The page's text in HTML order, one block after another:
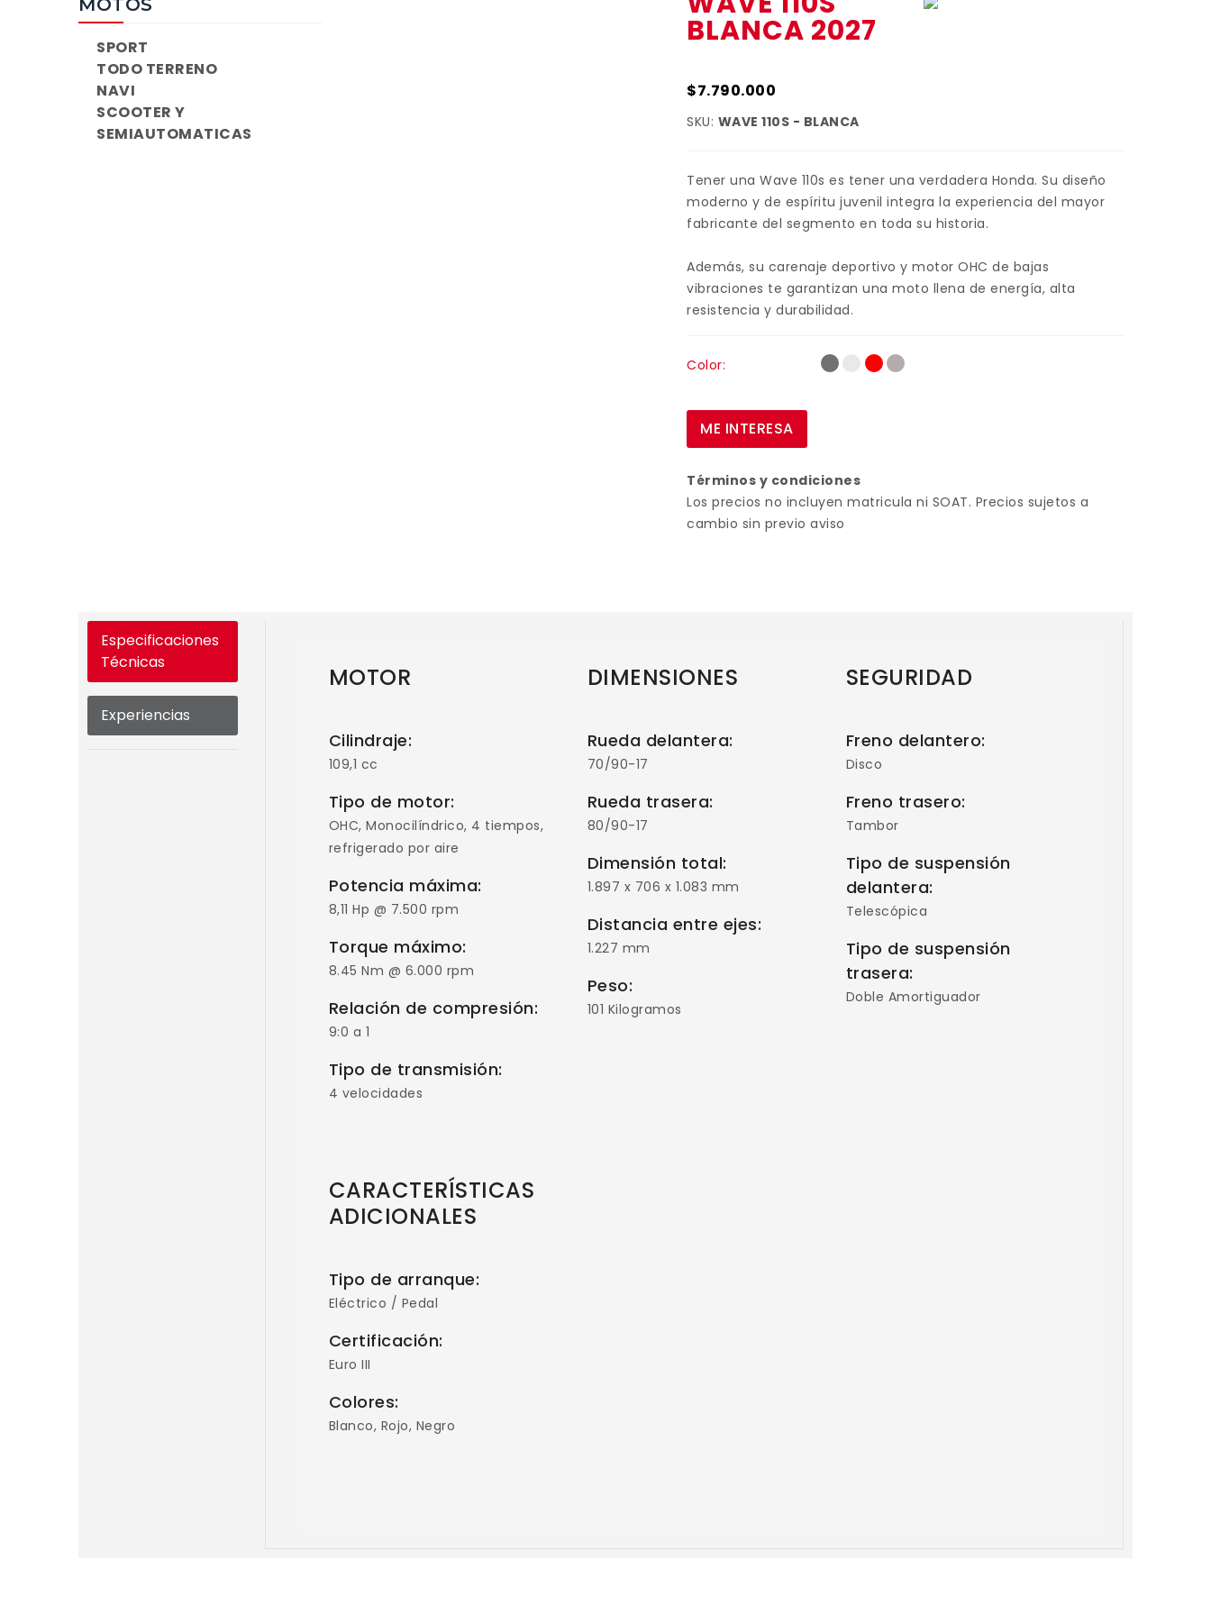
MOTOS
SPORT
TODO TERRENO
NAVI
SCOOTER Y
SEMIAUTOMATICAS
BLANCA 2027
$7.790.000
SKU: WAVE 110S - BLANCA
Tener una Wave 110s es tener una verdadera Honda. Su diseño
moderno y de espíritu juvenil integra la experiencia del mayor
fabricante del segmento en toda su historia.
Además, su carenaje deportivo y motor OHC de bajas
vibraciones te garantizan una moto llena de energía, alta
resistencia y durabilidad.
Color:
ME INTERESA
Términos y condiciones
Los precios no incluyen matricula ni SOAT. Precios sujetos a
cambio sin previo aviso
Especificaciones
Técnicas
Experiencias
MOTOR
Cilindraje:
109,1 cc
Tipo de motor:
OHC, Monocilíndrico, 4 tiempos,
refrigerado por aire
Potencia máxima:
8,11 Hp @ 7.500 rpm
Torque máximo:
8.45 Nm @ 6.000 rpm
Relación de compresión:
9:0 a 1
Tipo de transmisión:
4 velocidades
CARACTERÍSTICAS
ADICIONALES
Tipo de arranque:
Eléctrico / Pedal
Certificación:
Euro III
Colores:
Blanco, Rojo, Negro
DIMENSIONES
Rueda delantera:
70/90-17
Rueda trasera:
80/90-17
Dimensión total:
1.897 x 706 x 1.083 mm
Distancia entre ejes:
1.227 mm
Peso:
101 Kilogramos
SEGURIDAD
Freno delantero:
Disco
Freno trasero:
Tambor
Tipo de suspensión
delantera:
Telescópica
Tipo de suspensión
trasera:
Doble Amortiguador